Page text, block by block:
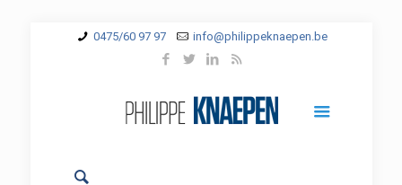
0475/60 97 97 info@philippeknaepen.be